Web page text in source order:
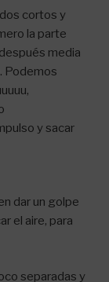
cortos y
la parte
media
Podemos
y sacar
dar un golpe
el aire, para
separadas y